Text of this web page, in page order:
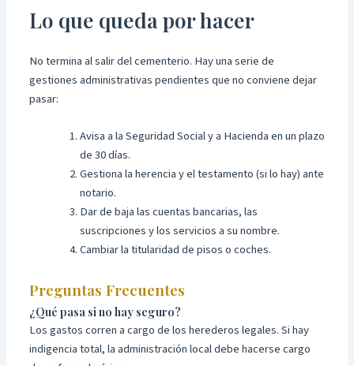
Lo que queda por hacer
No termina al salir del cementerio. Hay una serie de
gestiones administrativas pendientes que no conviene dejar
pasar:
Avisa a la Seguridad Social y a Hacienda en un plazo
de 30 días.
Gestiona la herencia y el testamento (si lo hay) ante
notario.
Dar de baja las cuentas bancarias, las
suscripciones y los servicios a su nombre.
Cambiar la titularidad de pisos o coches.
Preguntas Frecuentes
¿Qué pasa si no hay seguro?
Los gastos corren a cargo de los herederos legales. Si hay
indigencia total, la administración local debe hacerse cargo